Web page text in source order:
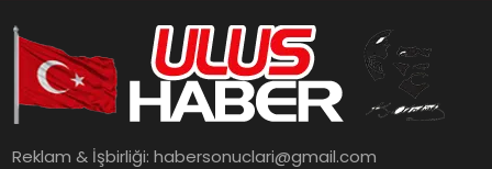
Reklam & İşbirliği:habersonuclari@gmail.com